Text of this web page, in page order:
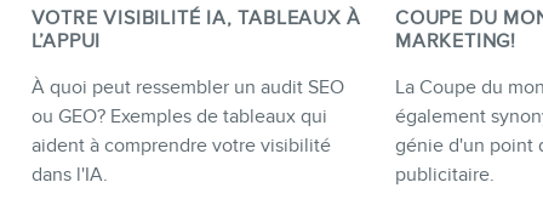
VOTRE VISIBILITÉ IA, TABLEAUX À
L’APPUI
À quoi peut ressembler un audit SEO
ou GEO? Exemples de tableaux qui
aident à comprendre votre visibilité
dans l'IA.
COUPE DU
MARKETING!
La Coupe du
également
génie d'un point
publicitaire.